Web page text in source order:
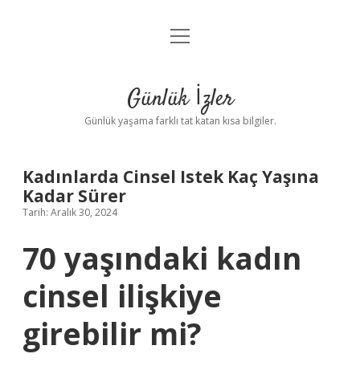
Anasayfa
Yasal Uyarı
menüyü
Günlük İzler
Günlük yaşama farklı tat katan kısa bilgiler.
Kadınlarda Cinsel Istek Kaç Yaşına
Kadar Sürer
Tarih: Aralık 30, 2024
70 yaşındaki kadın
cinsel ilişkiye
girebilir mi?